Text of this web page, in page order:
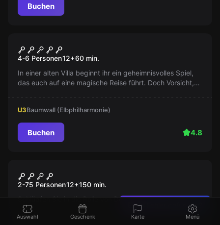
Buchen
Das verbotene Spiel
4-6 Personen12+60 min.
In einer alten Villa beginnt ihr ein geheimnisvolles Spiel,
das euch auf eine magische Reise führt. Doch Vorsicht,
U3Baumwall (Elbphilharmonie)
Buchen 4.8
Die Verschwörung
2-75 Personen12+150 min.
Schlüpfen Sie in die Rolle von Detektiven, um die
Wahrheit zu entdecken! Lösen Sie Rätsel, um das
verborgene Wissen der Speicherstadt zu entschlüsseln.
Einen Fehler gefunden?
Auswahl Geschenk Karte Menü